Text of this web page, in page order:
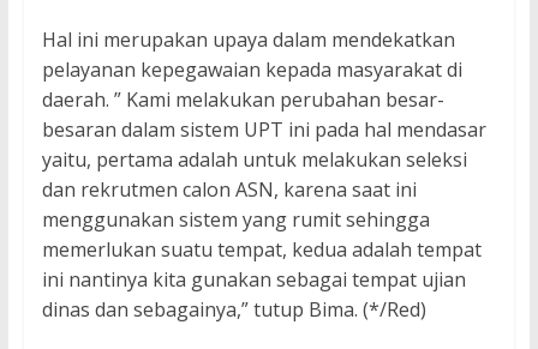
Hal ini merupakan upaya dalam mendekatkan
pelayanan kepegawaian kepada masyarakat di
daerah. ” Kami melakukan perubahan besar-
besaran dalam sistem UPT ini pada hal mendasar
yaitu, pertama adalah untuk melakukan seleksi
dan rekrutmen calon ASN, karena saat ini
menggunakan sistem yang rumit sehingga
memerlukan suatu tempat, kedua adalah tempat
ini nantinya kita gunakan sebagai tempat ujian
dinas dan sebagainya,” tutup Bima. (*/Red)